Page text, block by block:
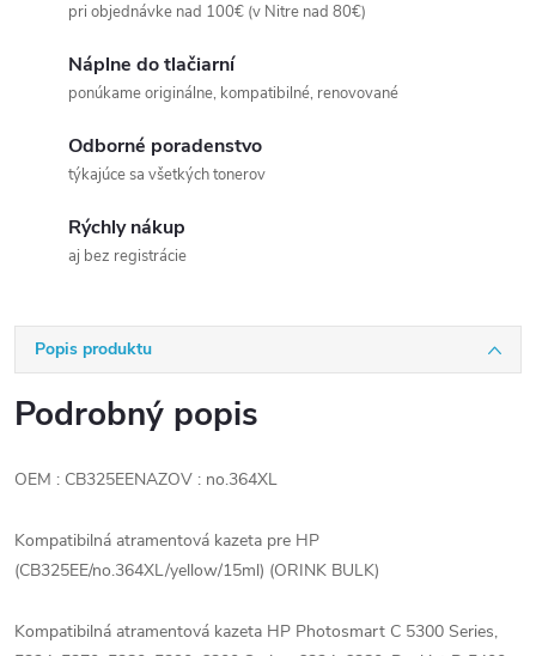
pri objednávke nad 100€ (v Nitre nad 80€)
Náplne do tlačiarní
ponúkame originálne, kompatibilné, renovované
Odborné poradenstvo
týkajúce sa všetkých tonerov
Rýchly nákup
aj bez registrácie
Popis produktu
Podrobný popis
OEM : CB325EENAZOV : no.364XL
Kompatibilná atramentová kazeta pre HP
(CB325EE/no.364XL/yellow/15ml) (ORINK BULK)
Kompatibilná atramentová kazeta HP Photosmart C 5300 Series,